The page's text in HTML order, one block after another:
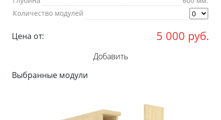
Количество модулей
Цена от: 5 000 руб.
Добавить
Выбранные модули